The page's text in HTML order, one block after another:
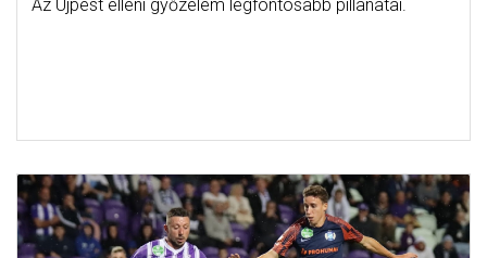
Az Újpest elleni győzelem legfontosabb pillanatai.